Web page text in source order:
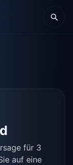
für 3
auf eine